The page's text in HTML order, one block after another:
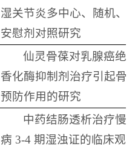
湿关节炎多中心、随机、
安慰剂对照研究
仙灵骨葆对乳腺癌绝
香化酶抑制剂治疗引起骨
预防作用的研究
中药结肠透析治疗慢
病 3-4 期湿浊证的临床观